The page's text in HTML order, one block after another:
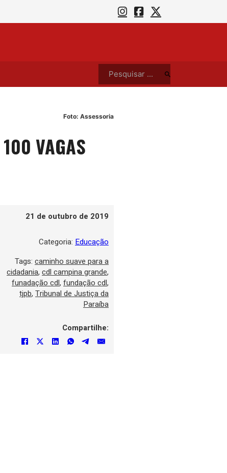
do Reggae para a Toca do Rato nesta sexta (7)
Pesquisar ...
Foto: Assessoria
VAGAS
21 de outubro de 2019
Categoria: Educação
Tags: caminho suave para a
cidadania, cdl campina grande,
funadação cdl, fundação cdl,
tjpb, Tribunal de Justiça da
Paraíba
Compartilhe: